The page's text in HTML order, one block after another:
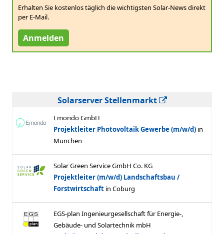
Erhalten Sie kostenlos täglich die wichtigsten Solar-News direkt
per E-Mail.
Anmelden
Solarserver Stellenmarkt